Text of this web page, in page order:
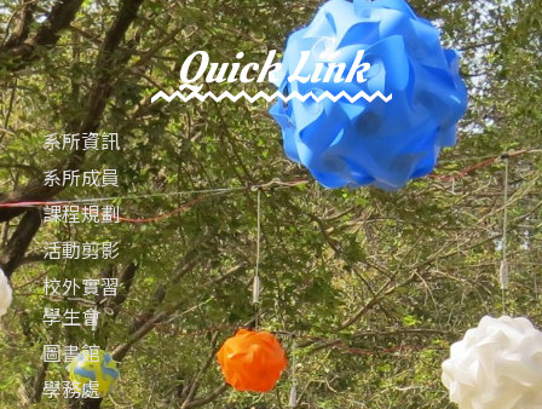
Quick Link
系所資訊
系所成員
課程規劃
活動剪影
校外實習
學生會
圖書館
學務處